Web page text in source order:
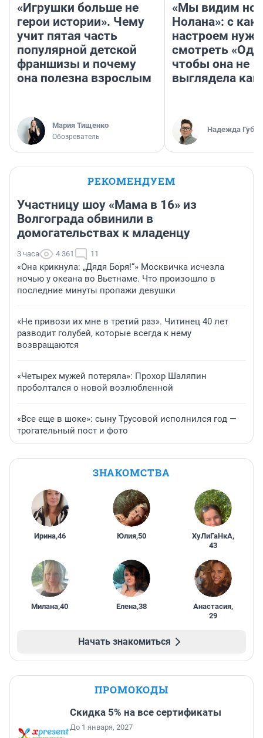
«Игрушки больше не
герои истории». Чему
учит пятая часть
популярной детской
франшизы и почему
она полезна взрослым
Мария Тищенко
Обозреватель
«Мы видим
Нолана»: с
настроем
смотреть
чтобы она не
выглядела как
Надежда
РЕКОМЕНДУЕМ
Участницу шоу «Мама в 16» из
Волгограда обвинили в
домогательствах к младенцу
3 часа 4 361 11
«Она крикнула: „Дядя Боря!“» Москвичка исчезла
ночью у океана во Вьетнаме. Что произошло в
последние минуты пропажи девушки
«Не привози их мне в третий раз». Читинец 40 лет
разводит голубей, которые всегда к нему
возвращаются
«Четырех мужей потеряла»: Прохор Шаляпин
проболтался о новой возлюбленной
«Все еще в шоке»: сыну Трусовой исполнился год —
трогательный пост и фото
ЗНАКОМСТВА
Ирина,46 Юлия,50 ХуЛиГаНкА,
43
Милана,40 Елена,38 Анастасия,
29
Начать знакомиться
ПРОМОКОДЫ
Скидка 5% на все сертификаты
До 1 января, 2027